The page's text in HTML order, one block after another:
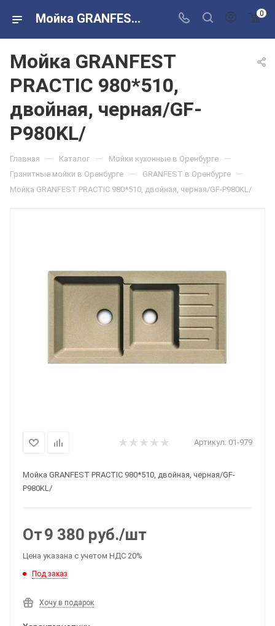
Мойка GRANFEST PRACTIC 980*510, двойная, черная/GF-P980KL/ в розничных магазинах Сантехторг 0
Мойка GRANFEST
PRACTIC 980*510,
двойная, черная/GF-
P980KL/
Главная — Каталог — Мойки кухонные в Оренбурге —
Гранитные мойки в Оренбурге — GRANFEST в Оренбурге —
Мойка GRANFEST PRACTIC 980*510, двойная, черная/GF-P980KL/
Артикул: 01-979
Мойка GRANFEST PRACTIC 980*510, двойная, черная/GF-
P980KL/
От9 380 руб./шт
Цена указана с учетом НДС 20%
Под заказ
Хочу в подарок